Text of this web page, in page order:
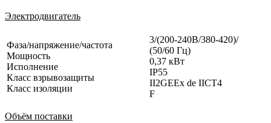
Электродвигатель
Фаза/напряжение/частота
Мощность
Исполнение
Класс взрывозащиты
Класс изоляции
3/(200-240В/380-420)/
(50/60 Гц)
0,37 кВт
IP55
II2GEEx de IICT4
F
Объём поставки